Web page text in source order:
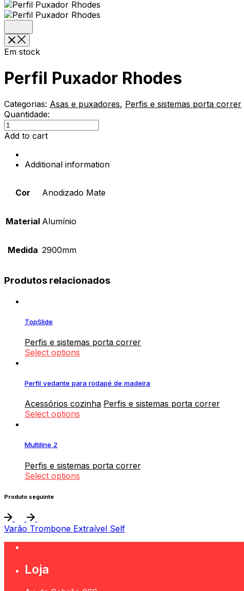
Em stock
Perfil Puxador Rhodes
Categorias: Asas e puxadores, Perfis e sistemas porta correr
Quantidade:
Perfil
Puxador
quantity
Add to cart
Additional information
Cor Anodizado Mate
Material Alumínio
Medida 2900mm
Produtos relacionados
TopSlide
Perfis e sistemas porta correr
Select options
Perfil vedante para rodapé de madeira
Acessórios cozinha Perfis e sistemas porta correr
Select options
Multiline 2
Perfis e sistemas porta correr
Select options
Produto seguinte
Varão Trombone Extraível Self
Loja